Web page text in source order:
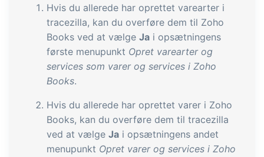
Hvis du allerede har oprettet varearter i
tracezilla, kan du overføre dem til Zoho
Books ved at vælge Ja i opsætningens
første menupunkt Opret varearter og
services som varer og services i Zoho
Books.
Hvis du allerede har oprettet varer i Zoho
Books, kan du overføre dem til tracezilla
ved at vælge Ja i opsætningens andet
menupunkt Opret varer og services i Zoho